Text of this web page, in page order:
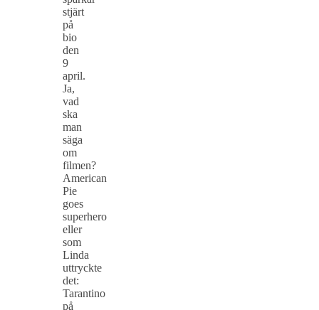
stjärt
på
bio
den
9
april.
Ja,
vad
ska
man
säga
om
filmen?
American
Pie
goes
superhero
eller
som
Linda
uttryckte
det:
Tarantino
på